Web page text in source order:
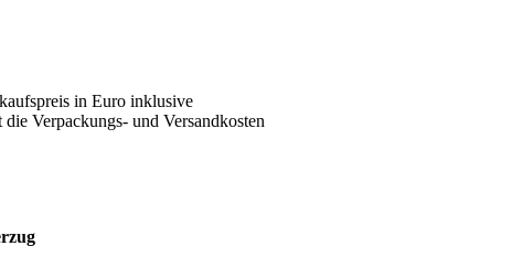
in Euro inklusive
Verpackungs- und Versandkosten